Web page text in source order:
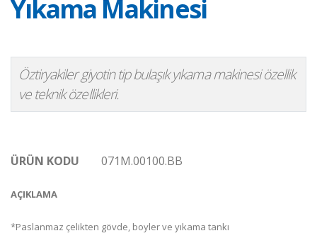
Yıkama Makinesi
Öztiryakiler giyotin tip bulaşık yıkama makinesi özellik
ve teknik özellikleri.
ÜRÜN KODU 071M.00100.BB
AÇIKLAMA
*Paslanmaz çelikten gövde, boyler ve yıkama tankı